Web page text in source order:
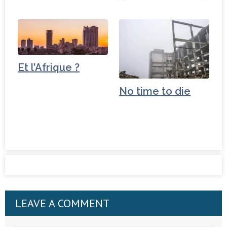
Et l’Afrique ?
No time to die
LEAVE A COMMENT